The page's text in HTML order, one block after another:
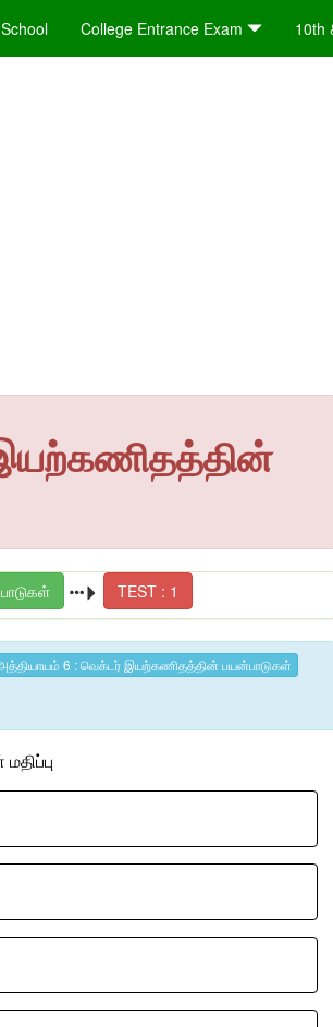
College Entrance Exam 10th
TEST : 1
6 : வெக்டர் இயற்கணிதத்தின் பயன்பாடுகள்